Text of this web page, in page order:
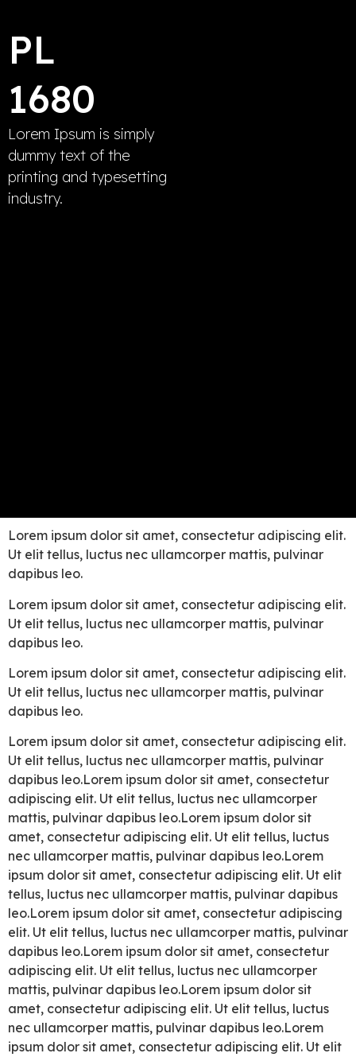
PL
1680
Lorem Ipsum is simply
dummy text of the
printing and typesetting
industry.
Lorem ipsum dolor sit amet, consectetur adipiscing elit.
Ut elit tellus, luctus nec ullamcorper mattis, pulvinar
dapibus leo.
Lorem ipsum dolor sit amet, consectetur adipiscing elit.
Ut elit tellus, luctus nec ullamcorper mattis, pulvinar
dapibus leo.
Lorem ipsum dolor sit amet, consectetur adipiscing elit.
Ut elit tellus, luctus nec ullamcorper mattis, pulvinar
dapibus leo.
Lorem ipsum dolor sit amet, consectetur adipiscing elit.
Ut elit tellus, luctus nec ullamcorper mattis, pulvinar
dapibus leo.Lorem ipsum dolor sit amet, consectetur
adipiscing elit. Ut elit tellus, luctus nec ullamcorper
mattis, pulvinar dapibus leo.Lorem ipsum dolor sit
amet, consectetur adipiscing elit. Ut elit tellus, luctus
nec ullamcorper mattis, pulvinar dapibus leo.Lorem
ipsum dolor sit amet, consectetur adipiscing elit. Ut elit
tellus, luctus nec ullamcorper mattis, pulvinar dapibus
leo.Lorem ipsum dolor sit amet, consectetur adipiscing
elit. Ut elit tellus, luctus nec ullamcorper mattis, pulvinar
dapibus leo.Lorem ipsum dolor sit amet, consectetur
adipiscing elit. Ut elit tellus, luctus nec ullamcorper
mattis, pulvinar dapibus leo.Lorem ipsum dolor sit
amet, consectetur adipiscing elit. Ut elit tellus, luctus
nec ullamcorper mattis, pulvinar dapibus leo.Lorem
ipsum dolor sit amet, consectetur adipiscing elit. Ut elit